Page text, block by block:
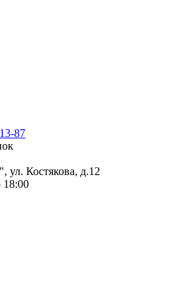
87
ул. Костякова, д.12
18:00